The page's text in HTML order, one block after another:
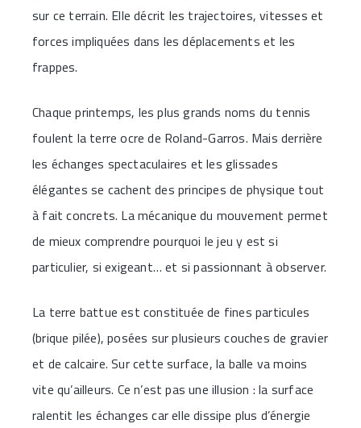
sur ce terrain. Elle décrit les trajectoires, vitesses et
forces impliquées dans les déplacements et les
frappes.
Chaque printemps, les plus grands noms du tennis
foulent la terre ocre de Roland-Garros. Mais derrière
les échanges spectaculaires et les glissades
élégantes se cachent des principes de physique tout
à fait concrets. La mécanique du mouvement permet
de mieux comprendre pourquoi le jeu y est si
particulier, si exigeant… et si passionnant à observer.
La terre battue est constituée de fines particules
(brique pilée), posées sur plusieurs couches de gravier
et de calcaire. Sur cette surface, la balle va moins
vite qu’ailleurs. Ce n’est pas une illusion : la surface
ralentit les échanges car elle dissipe plus d’énergie